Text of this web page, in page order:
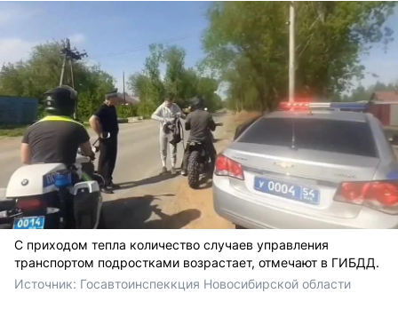
С приходом тепла количество случаев управления
транспортом подростками возрастает, отмечают в ГИБДД.
Источник: Госавтоинспеккция Новосибирской области